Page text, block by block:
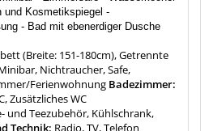
und Kosmetikspiegel -
- Bad mit ebenerdiger Dusche
(Breite: 151-180cm), Getrennte
Nichtraucher, Safe,
Ferienwohnung Badezimmer:
Zusätzliches WC
und Teezubehör, Kühlschrank,
Technik: Radio, TV, Telefon